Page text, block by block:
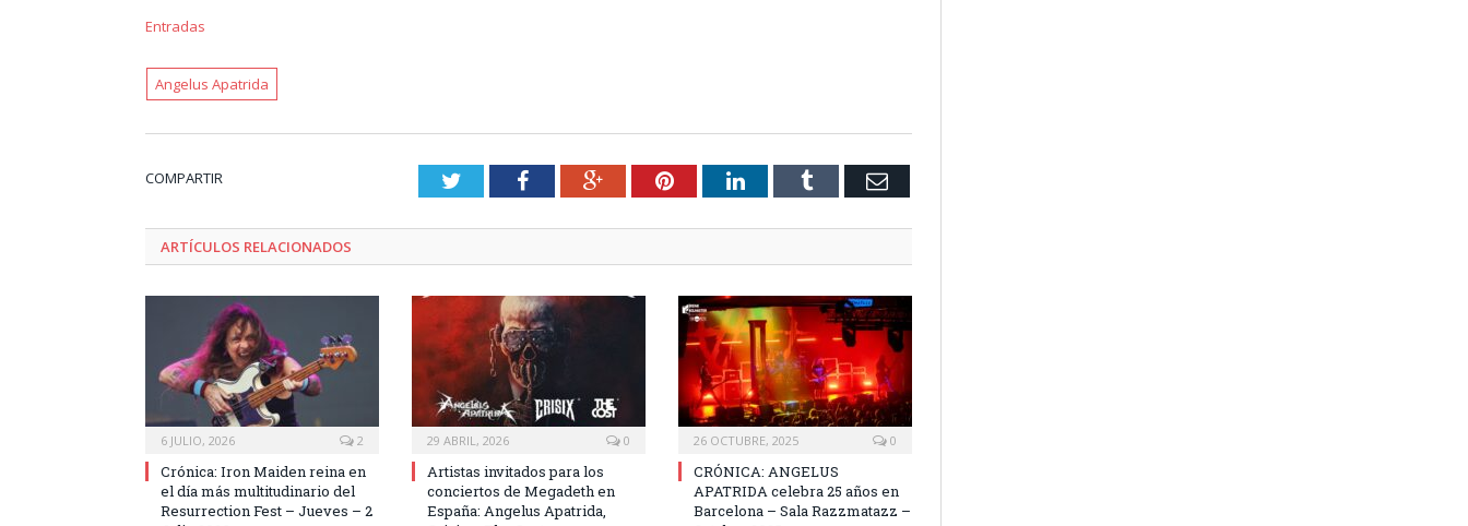
Entradas
Angelus Apatrida
COMPARTIR TwitterFacebookGoogle+PinterestLinkedInTumblr Email
ARTÍCULOS RELACIONADOS
6 JULIO, 2026 2
Crónica: Iron Maiden reina en
el día más multitudinario del
Resurrection Fest – Jueves – 2
29 ABRIL, 2026 0
Artistas invitados para los
conciertos de Megadeth en
España: Angelus Apatrida,
26 OCTUBRE, 2025 0
CRÓNICA: ANGELUS
APATRIDA celebra 25 años en
Barcelona – Sala Razzmatazz –